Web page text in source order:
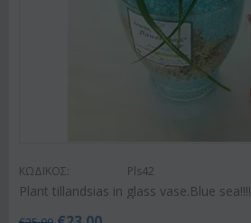
ΚΩΔΙΚΟΣ: Pls42
Plant tillandsias in glass vase.Blue sea!!!!